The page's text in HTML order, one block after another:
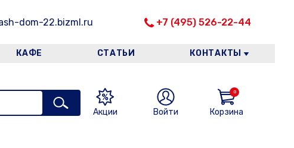
dom-22.bizml.ru +7 (495) 526-22-44
КАФЕ СТАТЬИ КОНТАКТЫ
Акции Войти Корзина
0